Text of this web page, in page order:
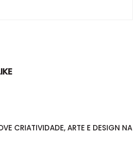
CRIATIVIDADE, ARTE E DESIGN NA